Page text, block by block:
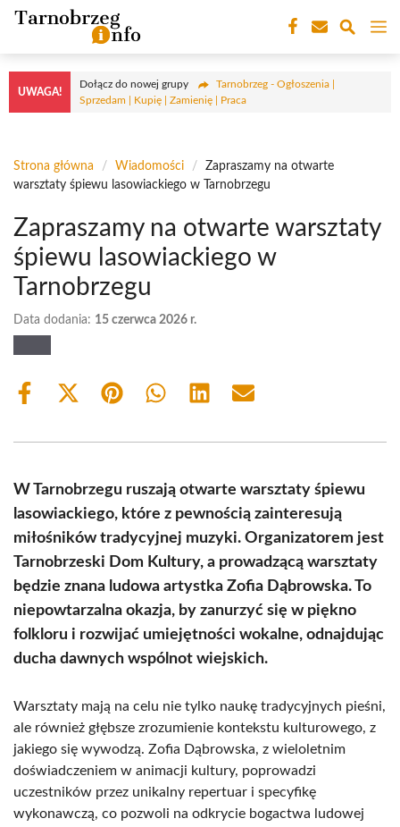
Przejdź
treści
UWAGA!
Dołącz do nowej grupy
Tarnobrzeg - Ogłoszenia |
Sprzedam | Kupię | Zamienię | Praca
Strona główna / Wiadomości /
Zapraszamy na otwarte
warsztaty śpiewu lasowiackiego w Tarnobrzegu
Zapraszamy na otwarte warsztaty
śpiewu lasowiackiego w
Tarnobrzegu
Data dodania: 15 czerwca 2026 r.
Share
Share
(Twitter)
Share Share Share Share
W Tarnobrzegu ruszają otwarte warsztaty śpiewu
lasowiackiego, które z pewnością zainteresują
miłośników tradycyjnej muzyki. Organizatorem jest
Tarnobrzeski Dom Kultury, a prowadzącą warsztaty
będzie znana ludowa artystka Zofia Dąbrowska. To
niepowtarzalna okazja, by zanurzyć się w piękno
folkloru i rozwijać umiejętności wokalne, odnajdując
ducha dawnych wspólnot wiejskich.
Warsztaty mają na celu nie tylko naukę tradycyjnych pieśni,
ale również głębsze zrozumienie kontekstu kulturowego, z
jakiego się wywodzą. Zofia Dąbrowska, z wieloletnim
doświadczeniem w animacji kultury, poprowadzi
uczestników przez unikalny repertuar i specyfikę
wykonawczą, co pozwoli na odkrycie bogactwa ludowej